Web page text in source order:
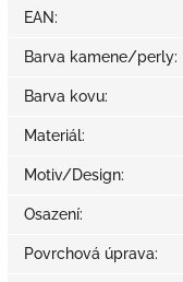
EAN:
Barva kamene/perly:
Barva kovu:
Materiál:
Motiv/Design:
Osazení:
Povrchová úprava: